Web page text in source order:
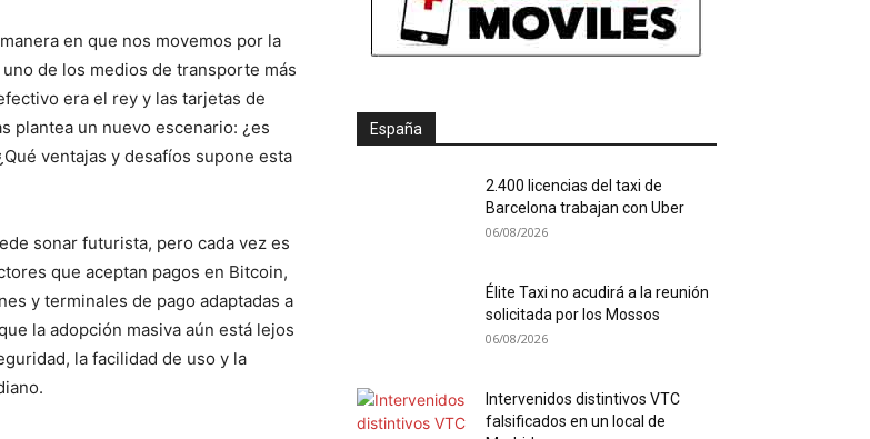
en que nos movemos por la
de los medios de transporte más
era el rey y las tarjetas de
plantea un nuevo escenario: ¿es
ventajas y desafíos supone esta
sonar futurista, pero cada vez es
que aceptan pagos en Bitcoin,
y terminales de pago adaptadas a
la adopción masiva aún está lejos
la facilidad de uso y la
España
2.400 licencias del taxi de
Barcelona trabajan con Uber
06/08/2026
Élite Taxi no acudirá a la reunión
solicitada por los Mossos
06/08/2026
Intervenidos distintivos VTC
falsificados en un local de